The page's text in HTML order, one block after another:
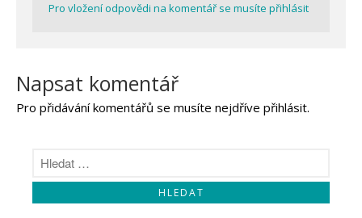
Pro vložení odpovědi na komentář se musíte přihlásit
Napsat komentář
Pro přidávání komentářů se musíte nejdříve přihlásit.